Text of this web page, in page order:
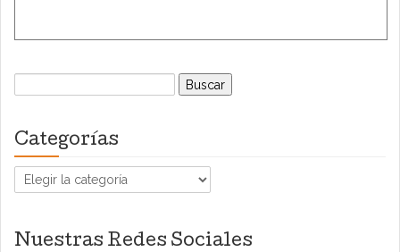
Buscar:
Categorías
Categorías
Nuestras Redes Sociales